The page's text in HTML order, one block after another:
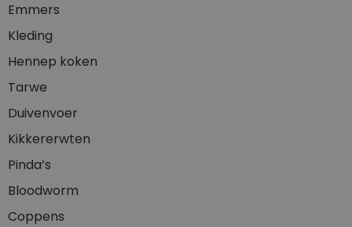
Emmers
Kleding
Hennep koken
Tarwe
Duivenvoer
Kikkererwten
Pinda’s
Bloodworm
Coppens